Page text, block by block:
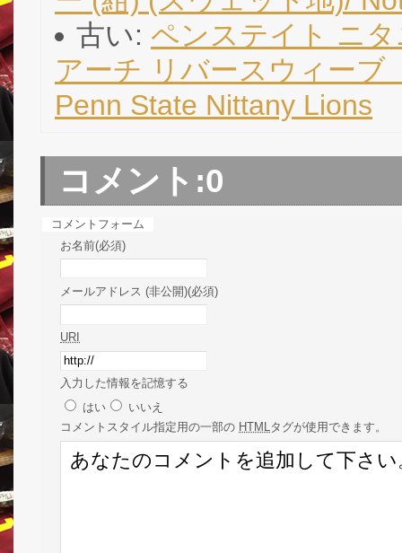
古い: ペンステイト ニ
アーチ リバースウィーブ
Penn State Nittany Lions
コメント:0
コメントフォーム
お名前(必須)
メールアドレス (非公開)(必須)
URI
入力した情報を記憶する
はい
いいえ
コメント スタイル指定用の一部の HTMLタグが使用できます。